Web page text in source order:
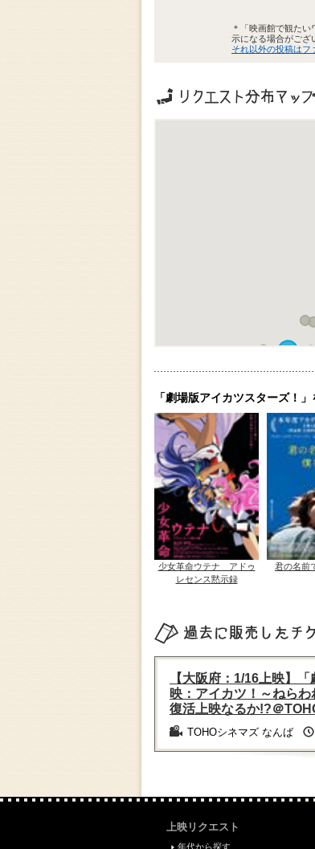
＊「映画館で観た
示になる場合がござ
それ以外の投稿はフ
「劇場版アイカツスターズ！
少女革命ウテナ アドゥ
レセンス黙示録
君の名前
過去に販売したチケット
【大阪府：1/16上映】
映：アイカツ！～ねらわ
復活上映なるか!?＠
TOHOシネマズ なんば
上映リクエスト
年代から探す